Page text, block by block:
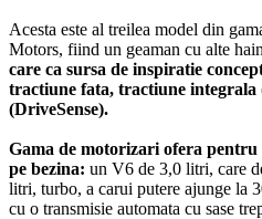
Acesta este al treilea model din
Motors, fiind un geaman cu alte
care ca sursa de inspiratie
tractiune fata, tractiune integrala
(DriveSense).
Gama de motorizari ofera
pe bezina: un V6 de 3,0 litri, care
litri, turbo, a carui putere ajunge la
cu o transmisie automata cu sase